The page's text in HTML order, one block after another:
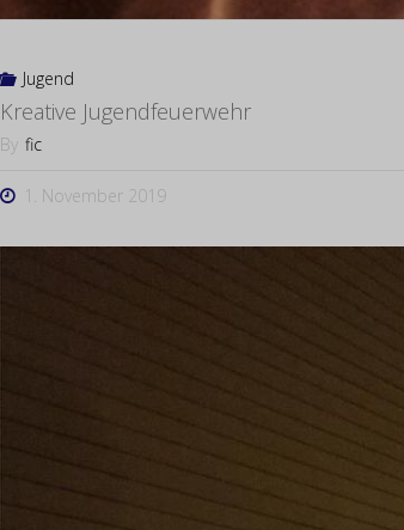
Jugend
Kreative Jugendfeuerwehr
By fic
1. November 2019